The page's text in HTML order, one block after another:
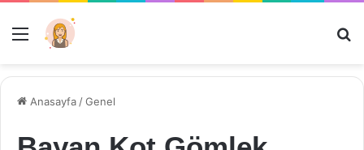
Menü
Anasayfa /Genel